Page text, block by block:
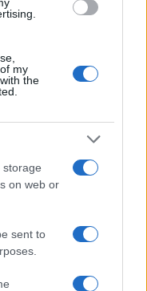
my
the
storage
on web or
sent to
a due cifre per greggio